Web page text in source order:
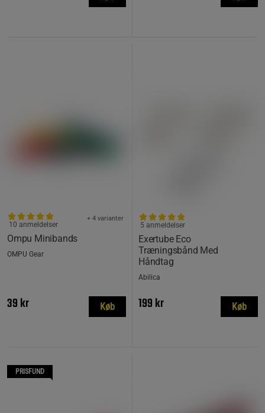
Ompu Minibands
+ 4 varianter
10 anmeldelser
OMPU Gear
39 kr Køb
Exertube Eco
Træningsbånd Med
Håndtag
5 anmeldelser
Abilica
199 kr Køb
PRISFUND